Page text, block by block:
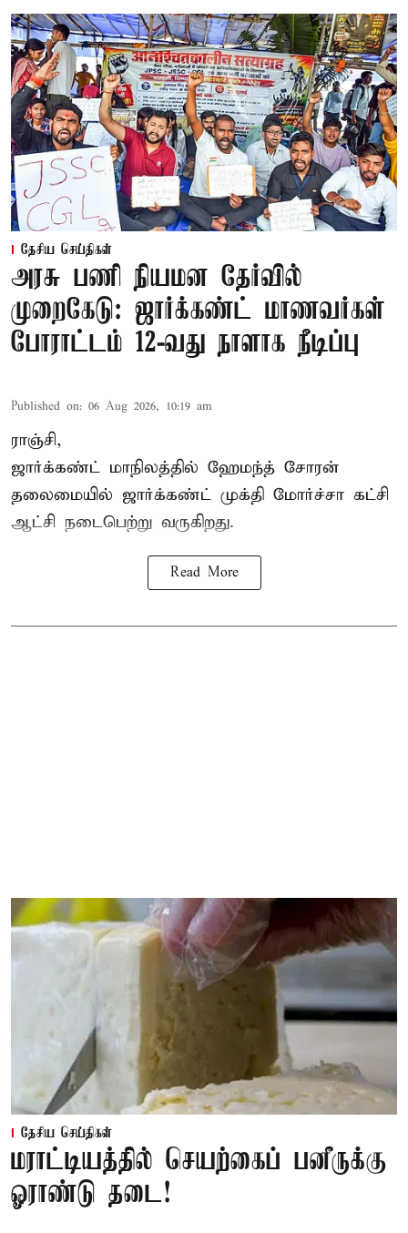
தேசிய செய்திகள்
அரசு பணி நியமன தேர்வில்
முறைகேடு: ஜார்க்கண்ட் மாணவர்கள்
போராட்டம் 12-வது நாளாக நீடிப்பு
Published on: 06 Aug 2026, 10:19 am
ராஞ்சி,
ஜார்க்கண்ட் மாநிலத்தில் ஹேமந்த் சோரன்
தலைமையில் ஜார்க்கண்ட் முக்தி மோர்ச்சா கட்சி
ஆட்சி நடைபெற்று வருகிறது.
Read More
தேசிய செய்திகள்
மராட்டியத்தில் செயற்கைப் பனீருக்கு
ஓராண்டு தடை!